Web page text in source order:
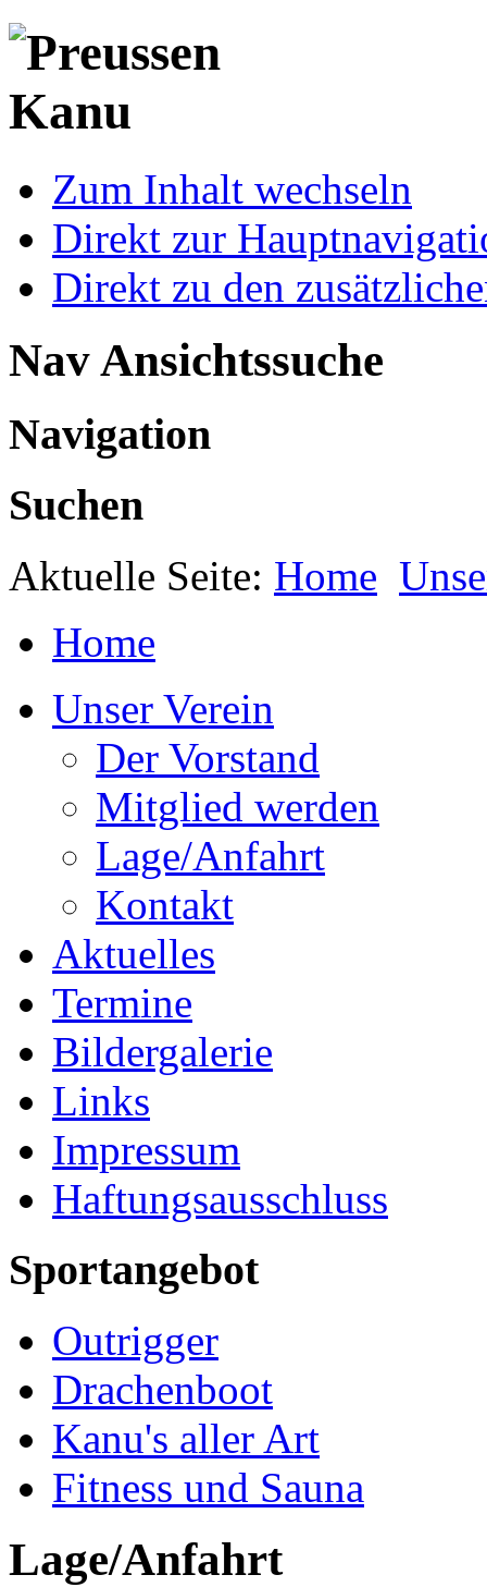
Zum Inhalt wechseln
Direkt zur
Direkt zu den
Nav Ansichtssuche
Navigation
Suchen
Aktuelle Seite: Home
Home
Unser Verein
Der Vorstand
Mitglied werden
Lage/Anfahrt
Kontakt
Aktuelles
Termine
Bildergalerie
Links
Impressum
Haftungsausschluss
Sportangebot
Outrigger
Drachenboot
Kanu's aller Art
Fitness und Sauna
Lage/Anfahrt